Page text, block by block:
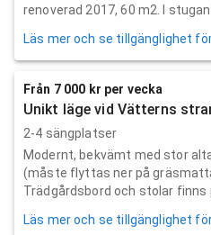
renoverad 2017, 60 m2. I stugan
Läs mer och se tillgänglighet
Från 7 000 kr per vecka
Unikt läge vid Vätterns
2-4 sängplatser
Modernt, bekvämt med stor
(måste flyttas ner på
Trädgårdsbord och stolar finns
Läs mer och se tillgänglighet